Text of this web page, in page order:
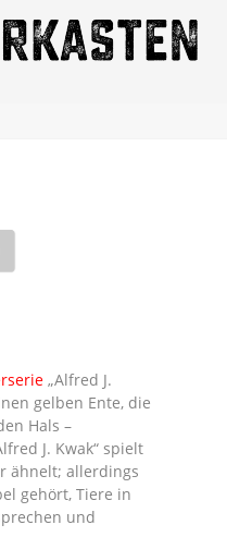
„Alfred J.
gelben Ente, die
Hals –
J. Kwak“ spielt
ähnelt; allerdings
gehört, Tiere in
und